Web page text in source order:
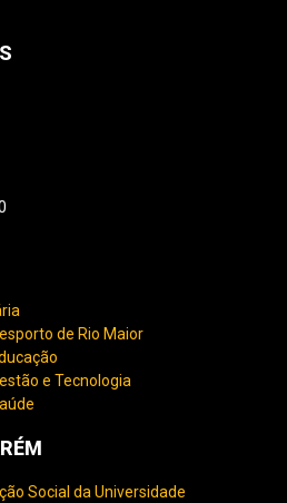
de Rio Maior
e Tecnologia
Social da Universidade